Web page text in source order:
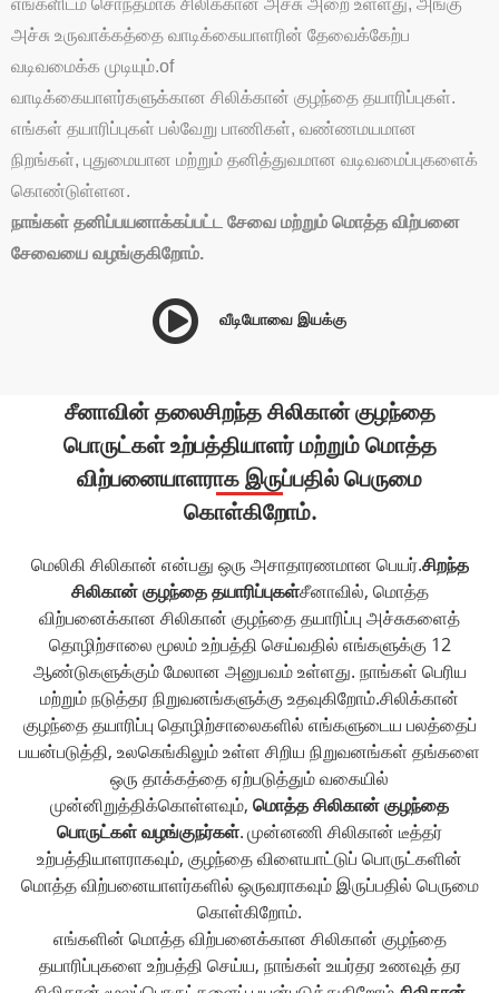
அச்சு உருவாக்கத்தை வாடிக்கையாளரின் தேவைக்கேற்ப
வடிவமைக்க முடியும்.of
வாடிக்கையாளர்களுக்கான சிலிக்கான் குழந்தை தயாரிப்புகள்.
எங்கள் தயாரிப்புகள் பல்வேறு பாணிகள், வண்ணமயமான
நிறங்கள், புதுமையான மற்றும் தனித்துவமான வடிவமைப்புகளைக்
கொண்டுள்ளன.
நாங்கள் தனிப்பயனாக்கப்பட்ட சேவை மற்றும் மொத்த விற்பனை
சேவையை வழங்குகிறோம்.
வீடியோவை இயக்கு
சீனாவின் தலைசிறந்த சிலிகான் குழந்தை
பொருட்கள் உற்பத்தியாளர் மற்றும் மொத்த
விற்பனையாளராக இருப்பதில் பெருமை
கொள்கிறோம்.
மெலிகி சிலிகான் என்பது ஒரு அசாதாரணமான பெயர்.சிறந்த
சிலிகான் குழந்தை தயாரிப்புகள்சீனாவில், மொத்த
விற்பனைக்கான சிலிகான் குழந்தை தயாரிப்பு அச்சுகளைத்
தொழிற்சாலை மூலம் உற்பத்தி செய்வதில் எங்களுக்கு 12
ஆண்டுகளுக்கும் மேலான அனுபவம் உள்ளது. நாங்கள் பெரிய
மற்றும் நடுத்தர நிறுவனங்களுக்கு உதவுகிறோம்.சிலிக்கான்
குழந்தை தயாரிப்பு தொழிற்சாலைகளில் எங்களுடைய பலத்தைப்
பயன்படுத்தி, உலகெங்கிலும் உள்ள சிறிய நிறுவனங்கள் தங்களை
ஒரு தாக்கத்தை ஏற்படுத்தும் வகையில்
முன்னிறுத்திக்கொள்ளவும், மொத்த சிலிகான் குழந்தை
பொருட்கள் வழங்குநர்கள்.முன்னணி சிலிகான் டீத்தர்
உற்பத்தியாளராகவும், குழந்தை விளையாட்டுப் பொருட்களின்
மொத்த விற்பனையாளர்களில் ஒருவராகவும் இருப்பதில் பெருமை
கொள்கிறோம்.
எங்களின் மொத்த விற்பனைக்கான சிலிகான் குழந்தை
தயாரிப்புகளை உற்பத்தி செய்ய, நாங்கள் உயர்தர உணவுத் தர